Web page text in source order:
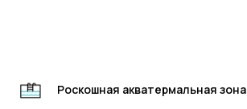
Роскошная акватермальная зона